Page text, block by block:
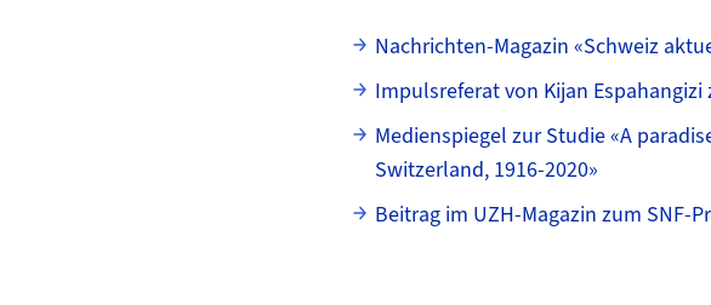
Unterseiten
Nachrichten-Magazin «Schweiz
Impulsreferat von Kijan
Medienspiegel zur Studie «A
Switzerland, 1916-2020»
Beitrag im UZH-Magazin zum SNF-